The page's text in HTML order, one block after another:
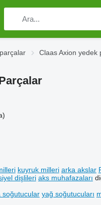
Claas Axion yedek
kuyruk milleri arka akslar
dişlileri aks muhafazaları
soğutucular yağ soğutucuları